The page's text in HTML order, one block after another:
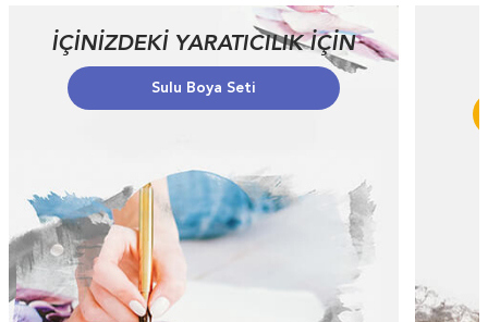
İÇİNİZDEKİ YARATICILIK İÇİN
Sulu Boya Seti